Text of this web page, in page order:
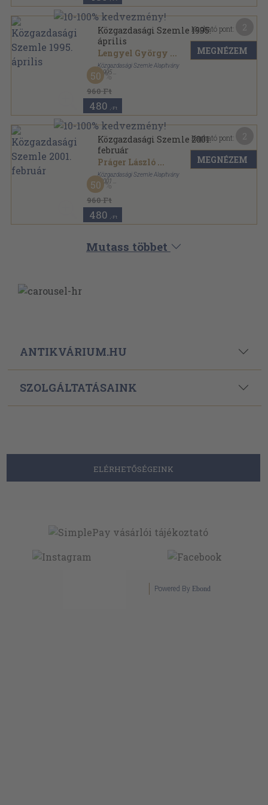
Közgazdasági Szemle 1995.
április
Lengyel György ...
Közgazdasági Szemle Alapítvány
, 1995
Ragasztott papírkötés
Közgazdasági Szemle sorozat
960 Ft
50
480 ,-Ft
Kapható pont:
MEGNÉZEM
Közgazdasági Szemle 2001.
február
Práger László ...
Közgazdasági Szemle Alapítvány
, 2001
Ragasztott papírkötés
Közgazdasági Szemle sorozat
960 Ft
50
480 ,-Ft
Kapható pont:
MEGNÉZEM
Mutass többet
ANTIKVÁRIUM.HU
SZOLGÁLTATÁSAINK
ELÉRHETŐSÉGEINK
Powered By Ebond